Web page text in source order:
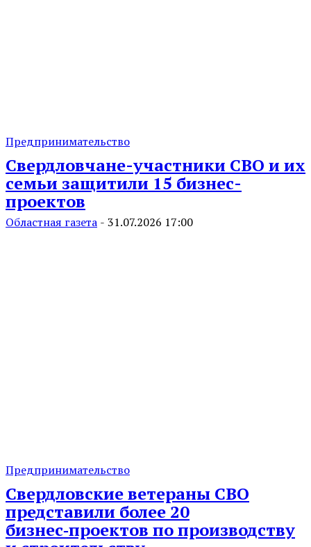
Предпринимательство
Свердловчане-участники СВО и их
семьи защитили 15 бизнес-
проектов
Областная газета - 31.07.2026 17:00
Предпринимательство
Свердловские ветераны СВО
представили более 20
бизнес‑проектов по производству